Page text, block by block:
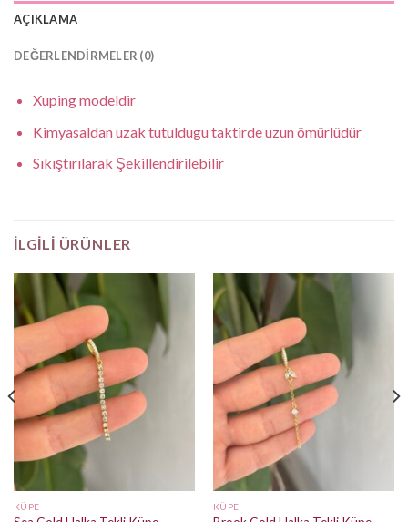
AÇIKLAMA
DEĞERLENDIRMELER (0)
Xuping modeldir
Kimyasaldan uzak tutuldugu taktirde uzun ömürlüdür
Sıkıştırılarak Şekillendirilebilir
İLGILI ÜRÜNLER
KÜPE KÜPE